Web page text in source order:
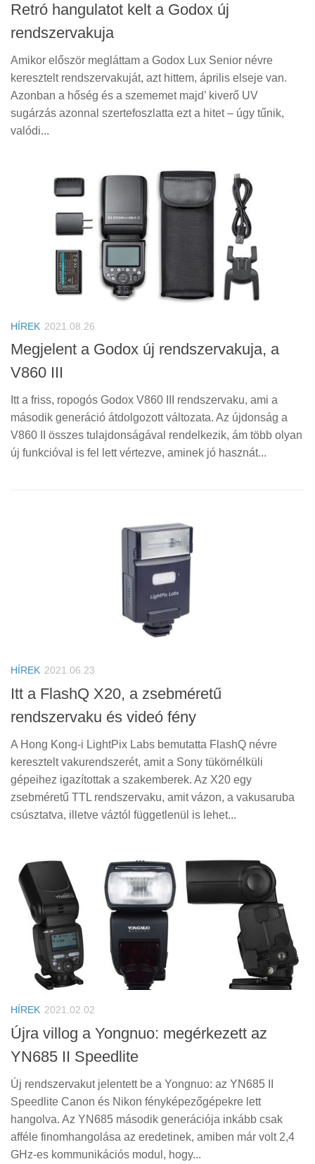
Retró hangulatot kelt a Godox új
rendszervakuja
Amikor először megláttam a Godox Lux Senior névre
keresztelt rendszervakuját, azt hittem, április elseje van.
Azonban a hőség és a szememet majd’ kiverő UV
sugárzás azonnal szertefoszlatta ezt a hitet – úgy tűnik,
valódi...
HÍREK 2021.08.26
Megjelent a Godox új rendszervakuja, a
V860 III
Itt a friss, ropogós Godox V860 III rendszervaku, ami a
második generáció átdolgozott változata. Az újdonság a
V860 II összes tulajdonságával rendelkezik, ám több olyan
új funkcióval is fel lett vértezve, aminek jó hasznát...
HÍREK 2021.06.23
Itt a FlashQ X20, a zsebméretű
rendszervaku és videó fény
A Hong Kong-i LightPix Labs bemutatta FlashQ névre
keresztelt vakurendszerét, amit a Sony tükörnélküli
gépeihez igazítottak a szakemberek. Az X20 egy
zsebméretű TTL rendszervaku, amit vázon, a vakusaruba
csúsztatva, illetve váztól függetlenül is lehet...
HÍREK 2021.02.02
Újra villog a Yongnuo: megérkezett az
YN685 II Speedlite
Új rendszervakut jelentett be a Yongnuo: az YN685 II
Speedlite Canon és Nikon fényképezőgépekre lett
hangolva. Az YN685 második generációja inkább csak
afféle finomhangolása az eredetinek, amiben már volt 2,4
GHz-es kommunikációs modul, hogy...